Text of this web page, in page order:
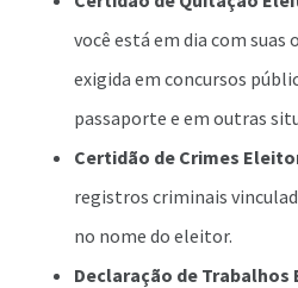
você está em dia com
exigida em concursos
passaporte e em outras
Certidão de Crimes
registros criminais
no nome do eleitor.
Declaração de Trabalhos